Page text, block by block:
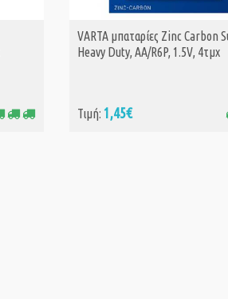
ΑΓΟΡΑ
VARTA μπαταρίες Zinc Carbon
Heavy Duty, AA/R6P, 1.5V, 4τμχ
Τιμή: 1,45€